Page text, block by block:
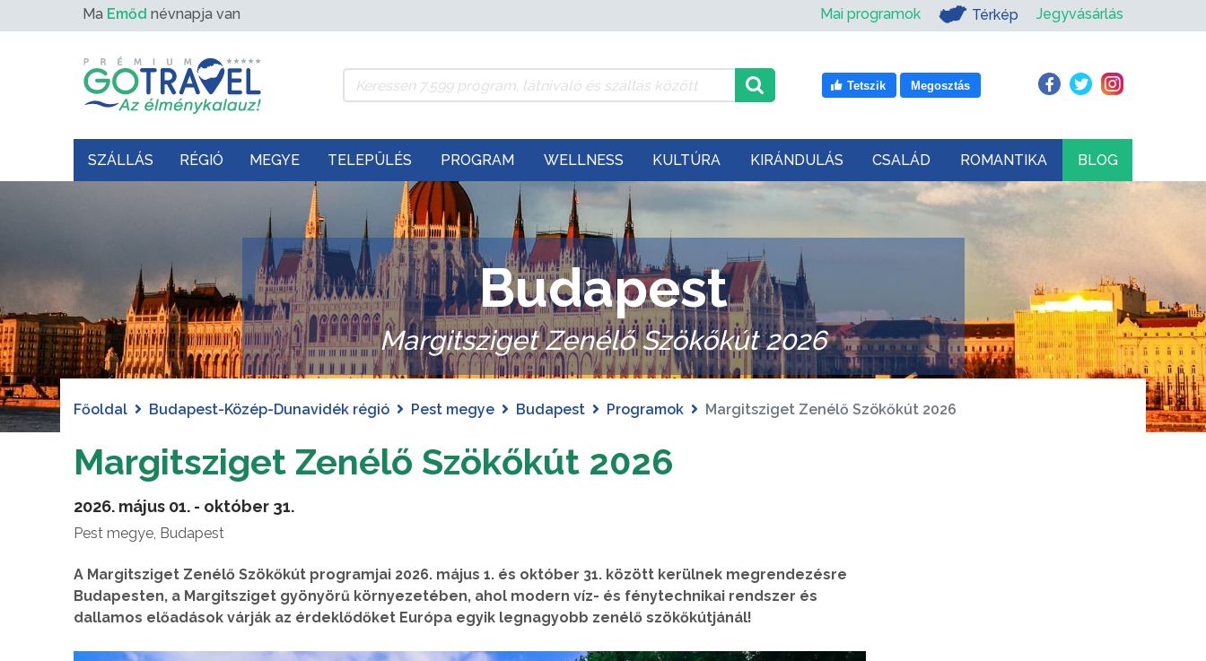
Ma Emőd névnapja van Mai programok Térkép Jegyvásárlás
Tetszik Megosztás
SZÁLLÁS RÉGIÓ MEGYE TELEPÜLÉS PROGRAM WELLNESS KULTÚRA KIRÁNDULÁS CSALÁD ROMANTIKA BLOG
Budapest
Margitsziget Zenélő Szökőkút 2026
Főoldal Budapest-Közép-Dunavidék régió Pest megye Budapest Programok Margitsziget Zenélő Szökőkút 2026
Margitsziget Zenélő Szökőkút 2026
2026. május 01. - október 31.
Pest megye, Budapest
A Margitsziget Zenélő Szökőkút programjai 2026. május 1. és október 31. között kerülnek megrendezésre
Budapesten, a Margitsziget gyönyörű környezetében, ahol modern víz- és fénytechnikai rendszer és
dallamos előadások várják az érdeklődőket Európa egyik legnagyobb zenélő szökőkútjánál!